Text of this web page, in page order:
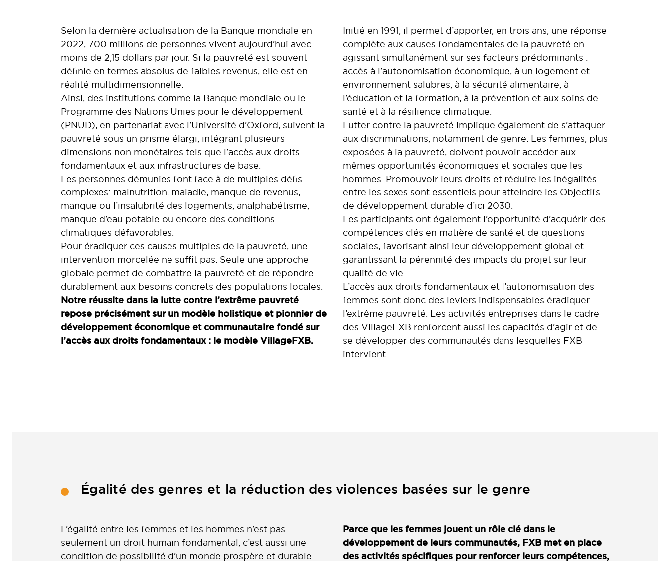
Selon la dernière actualisation de la Banque mondiale en
2022, 700 millions de personnes vivent aujourd’hui avec
moins de 2,15 dollars par jour. Si la pauvreté est souvent
définie en termes absolus de faibles revenus, elle est en
réalité multidimensionnelle.
Ainsi, des institutions comme la Banque mondiale ou le
Programme des Nations Unies pour le développement
(PNUD), en partenariat avec l’Université d’Oxford, suivent la
pauvreté sous un prisme élargi, intégrant plusieurs
dimensions non monétaires tels que l’accès aux droits
fondamentaux et aux infrastructures de base.
Les personnes démunies font face à de multiples défis
complexes : malnutrition, maladie, manque de revenus,
manque ou l’insalubrité des logements, analphabétisme,
manque d’eau potable ou encore des conditions
climatiques défavorables.
Pour éradiquer ces causes multiples de la pauvreté, une
intervention morcelée ne suffit pas. Seule une approche
globale permet de combattre la pauvreté et de répondre
durablement aux besoins concrets des populations locales.
Notre réussite dans la lutte contre l’extrême pauvreté
repose précisément sur un modèle holistique et pionnier de
développement économique et communautaire fondé sur
l’accès aux droits fondamentaux : le modèle VillageFXB.
Initié en 1991, il permet d’apporter, en trois ans, une réponse
complète aux causes fondamentales de la pauvreté en
agissant simultanément sur ses facteurs prédominants :
accès à l’autonomisation économique, à un logement et
environnement salubres, à la sécurité alimentaire, à
l’éducation et la formation, à la prévention et aux soins de
santé et à la résilience climatique.
Lutter contre la pauvreté implique également de s’attaquer
aux discriminations, notamment de genre. Les femmes, plus
exposées à la pauvreté, doivent pouvoir accéder aux
mêmes opportunités économiques et sociales que les
hommes. Promouvoir leurs droits et réduire les inégalités
entre les sexes sont essentiels pour atteindre les Objectifs
de développement durable d’ici 2030.
Les participants ont également l’opportunité d’acquérir des
compétences clés en matière de santé et de questions
sociales, favorisant ainsi leur développement global et
garantissant la pérennité des impacts du projet sur leur
qualité de vie.
L’accès aux droits fondamentaux et l’autonomisation des
femmes sont donc des leviers indispensables éradiquer
l’extrême pauvreté. Les activités entreprises dans le cadre
des VillageFXB renforcent aussi les capacités d’agir et de
se développer des communautés dans lesquelles FXB
intervient.
Égalité des genres et la réduction des violences basées sur le genre
L’égalité entre les femmes et les hommes n’est pas
seulement un droit humain fondamental, c’est aussi une
condition de possibilité d’un monde prospère et durable.
Parce que les femmes jouent un rôle clé dans le
développement de leurs communautés, FXB met en place
des activités spécifiques pour renforcer leurs compétences,